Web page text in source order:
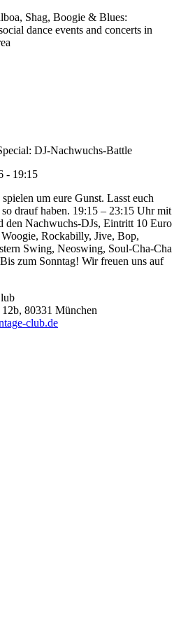
Shag, Boogie & Blues:
dance events and concerts in
DJ-Nachwuchs-Battle
- 19:15
um eure Gunst. Lasst euch
so drauf haben. 19:15 – 23:15 Uhr mit
den Nachwuchs-DJs, Eintritt 10 Euro
Rockabilly, Jive, Bop,
Swing, Neoswing, Soul-Cha-Cha
zum Sonntag! Wir freuen uns auf
12b, 80331 München
club.de